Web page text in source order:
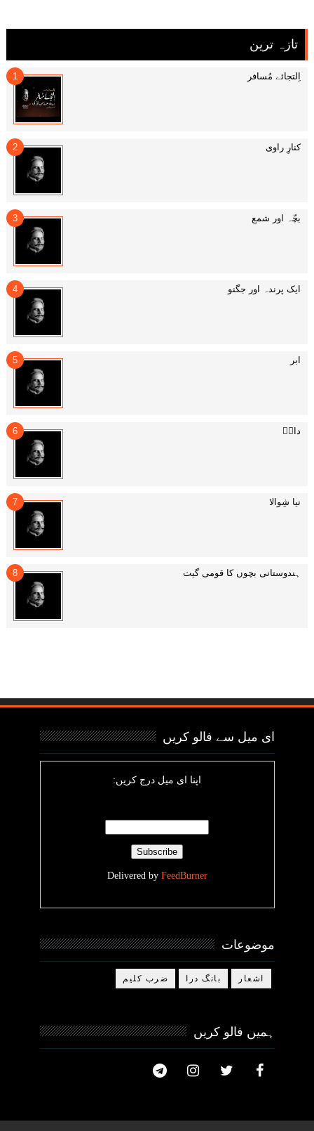
تازہ ترین
اِلتجائے مُسافر
کنارِ راوی
بچّہ اور شمع
ایک پرندہ اور جگنو
ابر
داغؔ
نیا شِوالا
ہندوستانی بچوں کا قومی گیت
ای میل سے فالو کریں
اپنا ای میل درج کریں:
Delivered by FeedBurner
موضوعات
اشعار بانگ درا ضرب کلیم
ہمیں فالو کریں